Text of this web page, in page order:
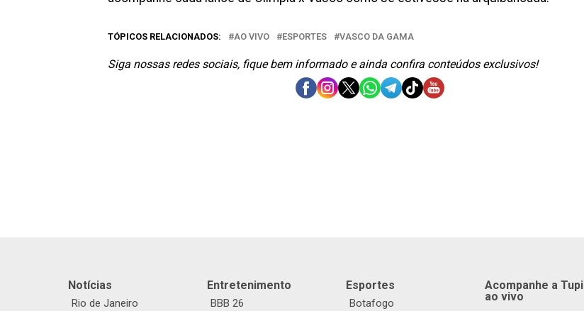
TÓPICOS RELACIONADOS: AO VIVO ESPORTES VASCO DA GAMA
Siga nossas redes sociais, fique bem informado e ainda confira conteúdos exclusivos!
Notícias
Rio de Janeiro
Entretenimento
BBB 26
Esportes
Botafogo
Acompanhe a Tupi
ao vivo